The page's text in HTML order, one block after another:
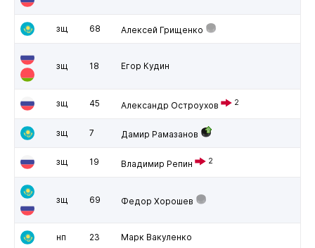
зщ 68 Алексей Грищенко
зщ 18 Егор Кудин
зщ 45 Александр Остроухов 2
зщ 7 Дамир Рамазанов
зщ 19 Владимир Репин 2
зщ 69 Федор Хорошев
нп 23 Марк Вакуленко